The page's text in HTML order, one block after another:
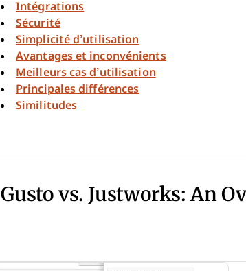
Intégrations
Sécurité
Simplicité d’utilisation
Avantages et inconvénients
Meilleurs cas d’utilisation
Principales différences
Similitudes
Gusto vs. Justworks: An